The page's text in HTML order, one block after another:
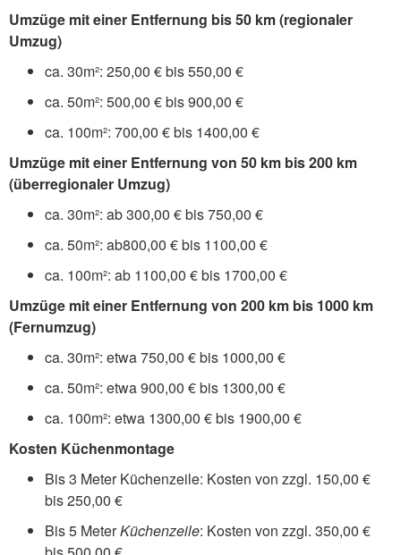
Umzüge mit einer Entfernung bis 50 km (regionaler
Umzug)
ca. 30m²: 250,00 € bis 550,00 €
ca. 50m²: 500,00 € bis 900,00 €
ca. 100m²: 700,00 € bis 1400,00 €
Umzüge mit einer Entfernung von 50 km bis 200 km
(überregionaler Umzug)
ca. 30m²: ab 300,00 € bis 750,00 €
ca. 50m²: ab800,00 € bis 1100,00 €
ca. 100m²: ab 1100,00 € bis 1700,00 €
Umzüge mit einer Entfernung von 200 km bis 1000 km
(Fernumzug)
ca. 30m²: etwa 750,00 € bis 1000,00 €
ca. 50m²: etwa 900,00 € bis 1300,00 €
ca. 100m²: etwa 1300,00 € bis 1900,00 €
Kosten Küchenmontage
Bis 3 Meter Küchenzeile: Kosten von zzgl. 150,00 €
bis 250,00 €
Bis 5 MeterKüchenzeile: Kosten von zzgl. 350,00 €